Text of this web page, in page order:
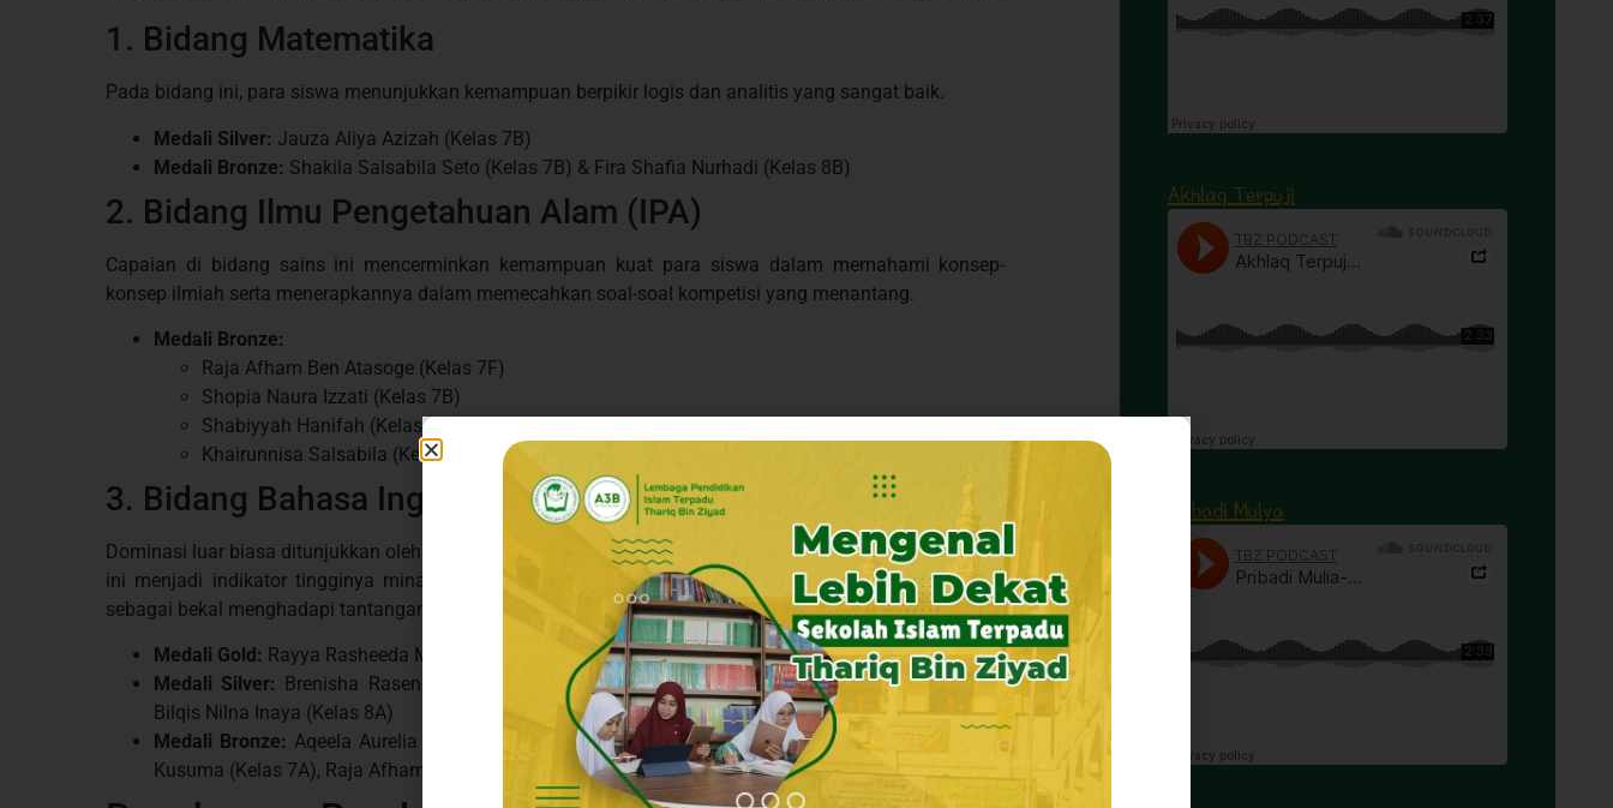
1. Bidang Matematika
Pada bidang ini, para siswa menunjukkan kemampuan berpikir logis dan analitis yang sangat baik.
Medali Silver: Jauza Aliya Azizah (Kelas 7B)
Medali Bronze: Shakila Salsabila Seto (Kelas 7B) & Fira Shafia Nurhadi (Kelas 8B)
2. Bidang Ilmu Pengetahuan Alam (IPA)
Capaian di bidang sains ini mencerminkan kemampuan kuat para siswa dalam memahami konsep-
konsep ilmiah serta menerapkannya dalam memecahkan soal-soal kompetisi yang menantang.
Medali Bronze:
Raja Afham Ben Atasoge (Kelas 7F)
Shopia Naura Izzati (Kelas 7B)
Shabiyyah Hanifah (Kelas 7C)
Khairunnisa Salsabila (Kelas 8A)
3. Bidang Bahasa Inggris
Dominasi luar biasa ditunjukkan oleh kontingen SMPIT Thariq Bin Ziyad di bidang Bahasa Inggris. Raihan
ini menjadi indikator tingginya minat dan kemampuan siswa dalam menguasai bahasa internasional
sebagai bekal menghadapi tantangan global.
Medali Gold: Rayya Rasheeda Muliawarman (Kelas 8A) & Raissa Fidelya Gantari (Kelas 7C)
Medali Silver:
Brenisha Rasendrya Al Munawi (Kelas 8B), Azzalea Karaissa Sakhi (Kelas 8A), &
Bilqis Nilna Inaya (Kelas 8A)
Medali Bronze: Aqeela Aurelia (Kelas 8E), Lathifa Kirana (Kelas 8E), Azhaara Feizhya Ramadhani
Kusuma (Kelas 7A), Raja Afham Ben Atasoge (Kelas 7F), & Farid Adskhan Alfath (Kelas 7E)
Akhlaq Terpuji
Pribadi Mulya